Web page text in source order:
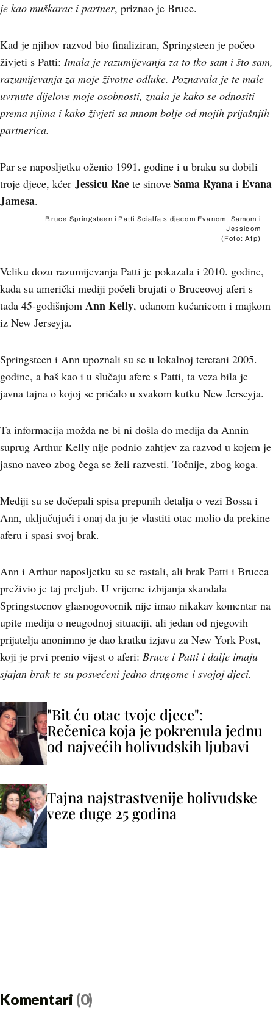
je kao muškarac i partner, priznao je Bruce.
Kad je njihov razvod bio finaliziran, Springsteen je počeo
živjeti s Patti: Imala je razumijevanja za to tko sam i što sam,
razumijevanja za moje životne odluke. Poznavala je te male
uvrnute dijelove moje osobnosti, znala je kako se odnositi
prema njima i kako živjeti sa mnom bolje od mojih prijašnjih
partnerica.
Par se naposljetku oženio 1991. godine i u braku su dobili
troje djece, kćer Jessicu Rae te sinove Sama Ryana i Evana
Jamesa.
Bruce Springsteen i Patti Scialfa s djecom Evanom, Samom i
Jessicom
(Foto: Afp)
Veliku dozu razumijevanja Patti je pokazala i 2010. godine,
kada su američki mediji počeli brujati o Bruceovoj aferi s
tada 45-godišnjom Ann Kelly, udanom kućanicom i majkom
iz New Jerseyja.
Springsteen i Ann upoznali su se u lokalnoj teretani 2005.
godine, a baš kao i u slučaju afere s Patti, ta veza bila je
javna tajna o kojoj se pričalo u svakom kutku New Jerseyja.
Ta informacija možda ne bi ni došla do medija da Annin
suprug Arthur Kelly nije podnio zahtjev za razvod u kojem je
jasno naveo zbog čega se želi razvesti. Točnije, zbog koga.
Mediji su se dočepali spisa prepunih detalja o vezi Bossa i
Ann, uključujući i onaj da ju je vlastiti otac molio da prekine
aferu i spasi svoj brak.
Ann i Arthur naposljetku su se rastali, ali brak Patti i Brucea
preživio je taj preljub. U vrijeme izbijanja skandala
Springsteenov glasnogovornik nije imao nikakav komentar na
upite medija o neugodnoj situaciji, ali jedan od njegovih
prijatelja anonimno je dao kratku izjavu za New York Post,
koji je prvi prenio vijest o aferi: Bruce i Patti i dalje imaju
sjajan brak te su posvećeni jedno drugome i svojoj djeci.
"Bit ću otac tvoje djece":
Rečenica koja je pokrenula jednu
od najvećih holivudskih ljubavi
Tajna najstrastvenije holivudske
veze duge 25 godina
Komentari (0)